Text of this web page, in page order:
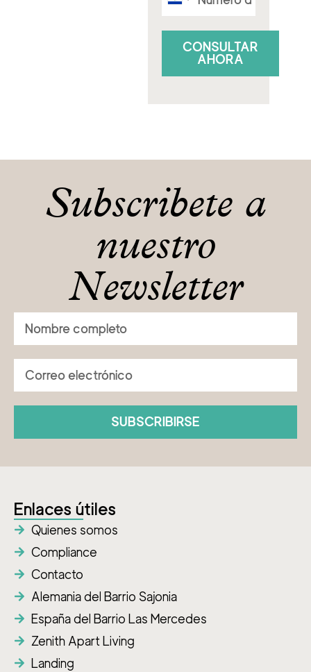
Paraguay
CONSULTAR
AHORA
Subscribete a
nuestro
Newsletter
SUBSCRIBIRSE
Enlaces útiles
Quienes somos
Compliance
Contacto
Alemania del Barrio Sajonia
España del Barrio Las Mercedes
Zenith Apart Living
Landing